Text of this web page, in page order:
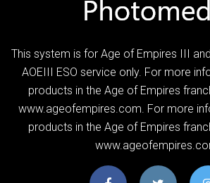
This system is for Age of Empires III
AOEIII ESO service only. For more
products in the Age of Empires
www.ageofempires.com. For more
products in the Age of Empires